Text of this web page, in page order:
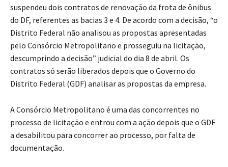
suspendeu dois contratos de renovação da frota de ônibus
do DF, referentes as bacias 3 e 4. De acordo com a decisão, “o
Distrito Federal não analisou as propostas apresentadas
pelo Consórcio Metropolitano e prosseguiu na licitação,
descumprindo a decisão” judicial do dia 8 de abril. Os
contratos só serão liberados depois que o Governo do
Distrito Federal (GDF) analisar as propostas da empresa.
A Consórcio Metropolitano é uma das concorrentes no
processo de licitação e entrou com a ação depois que o GDF
a desabilitou para concorrer ao processo, por falta de
documentação.